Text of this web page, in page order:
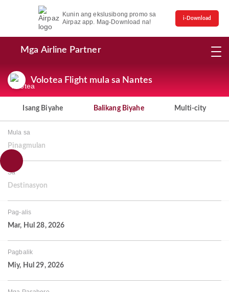
Kunin ang ekslusibong promo sa
Airpaz app. Mag-Download na!
i-Download
Mga Airline Partner
Volotea Flight mula sa Nantes
Isang Biyahe Balikang Biyahe Multi-city
Mula sa
Pinagmulan
Sa
Destinasyon
Pag-alis
Mar, Hul 28, 2026
Pagbalik
Miy, Hul 29, 2026